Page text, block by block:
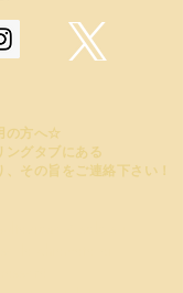
の方へ☆
ングタブにある
その旨をご連絡下さい！